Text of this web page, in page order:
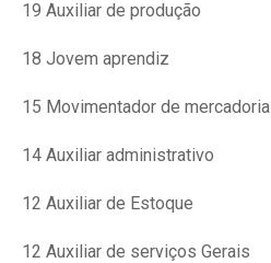
19 Auxiliar de produção
18 Jovem aprendiz
15 Movimentador de mercadoria
14 Auxiliar administrativo
12 Auxiliar de Estoque
12 Auxiliar de serviços Gerais